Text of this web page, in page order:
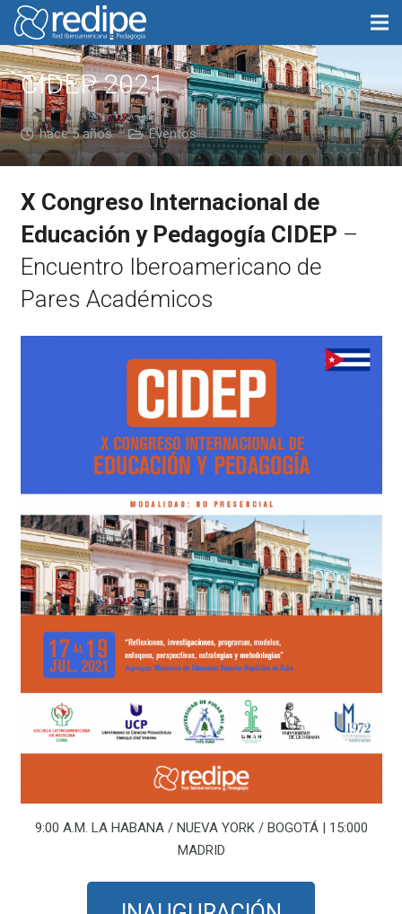
CIDEP 2021
hace 5 años Eventos
X Congreso Internacional de
Educación y Pedagogía CIDEP –
Encuentro Iberoamericano de
Pares Académicos
9:00 A.M. LA HABANA / NUEVA YORK / BOGOTÁ | 15:000
MADRID